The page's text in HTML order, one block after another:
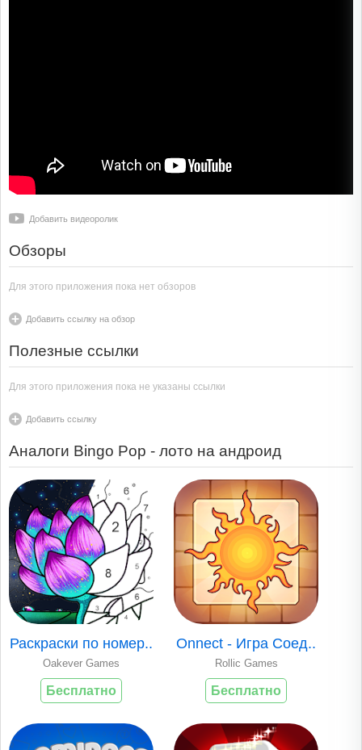
Добавить видеоролик
Обзоры
Для этого приложения пока нет обзоров
Добавить ссылку на обзор
Полезные ссылки
Для этого приложения пока не указаны ссылки
Добавить ссылку
Аналоги Bingo Pop - лото на андроид
Раскраски по номер..
Oakever Games
Бесплатно
Onnect - Игра Соед..
Rollic Games
Бесплатно